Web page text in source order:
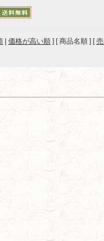
価格が高い順 ] [ 商品名順 ] [